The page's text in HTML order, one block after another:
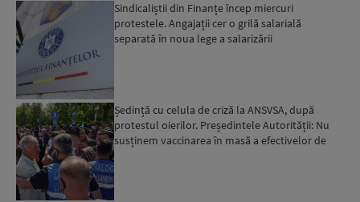
Sindicaliștii din Finanțe încep miercuri
protestele. Angajații cer o grilă salarială
separată în noua lege a salarizării
Ședință cu celula de criză la ANSVSA, după
protestul oierilor. Președintele Autorității: Nu
susținem vaccinarea în masă a efectivelor de